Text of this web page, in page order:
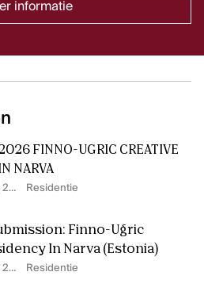
informatie
FINNO-UGRIC CREATIVE
NARVA
Deadline 10 aug 2026 Residentie
Finno-Ugric
In Narva (Estonia)
Deadline 10 aug 2026 Residentie